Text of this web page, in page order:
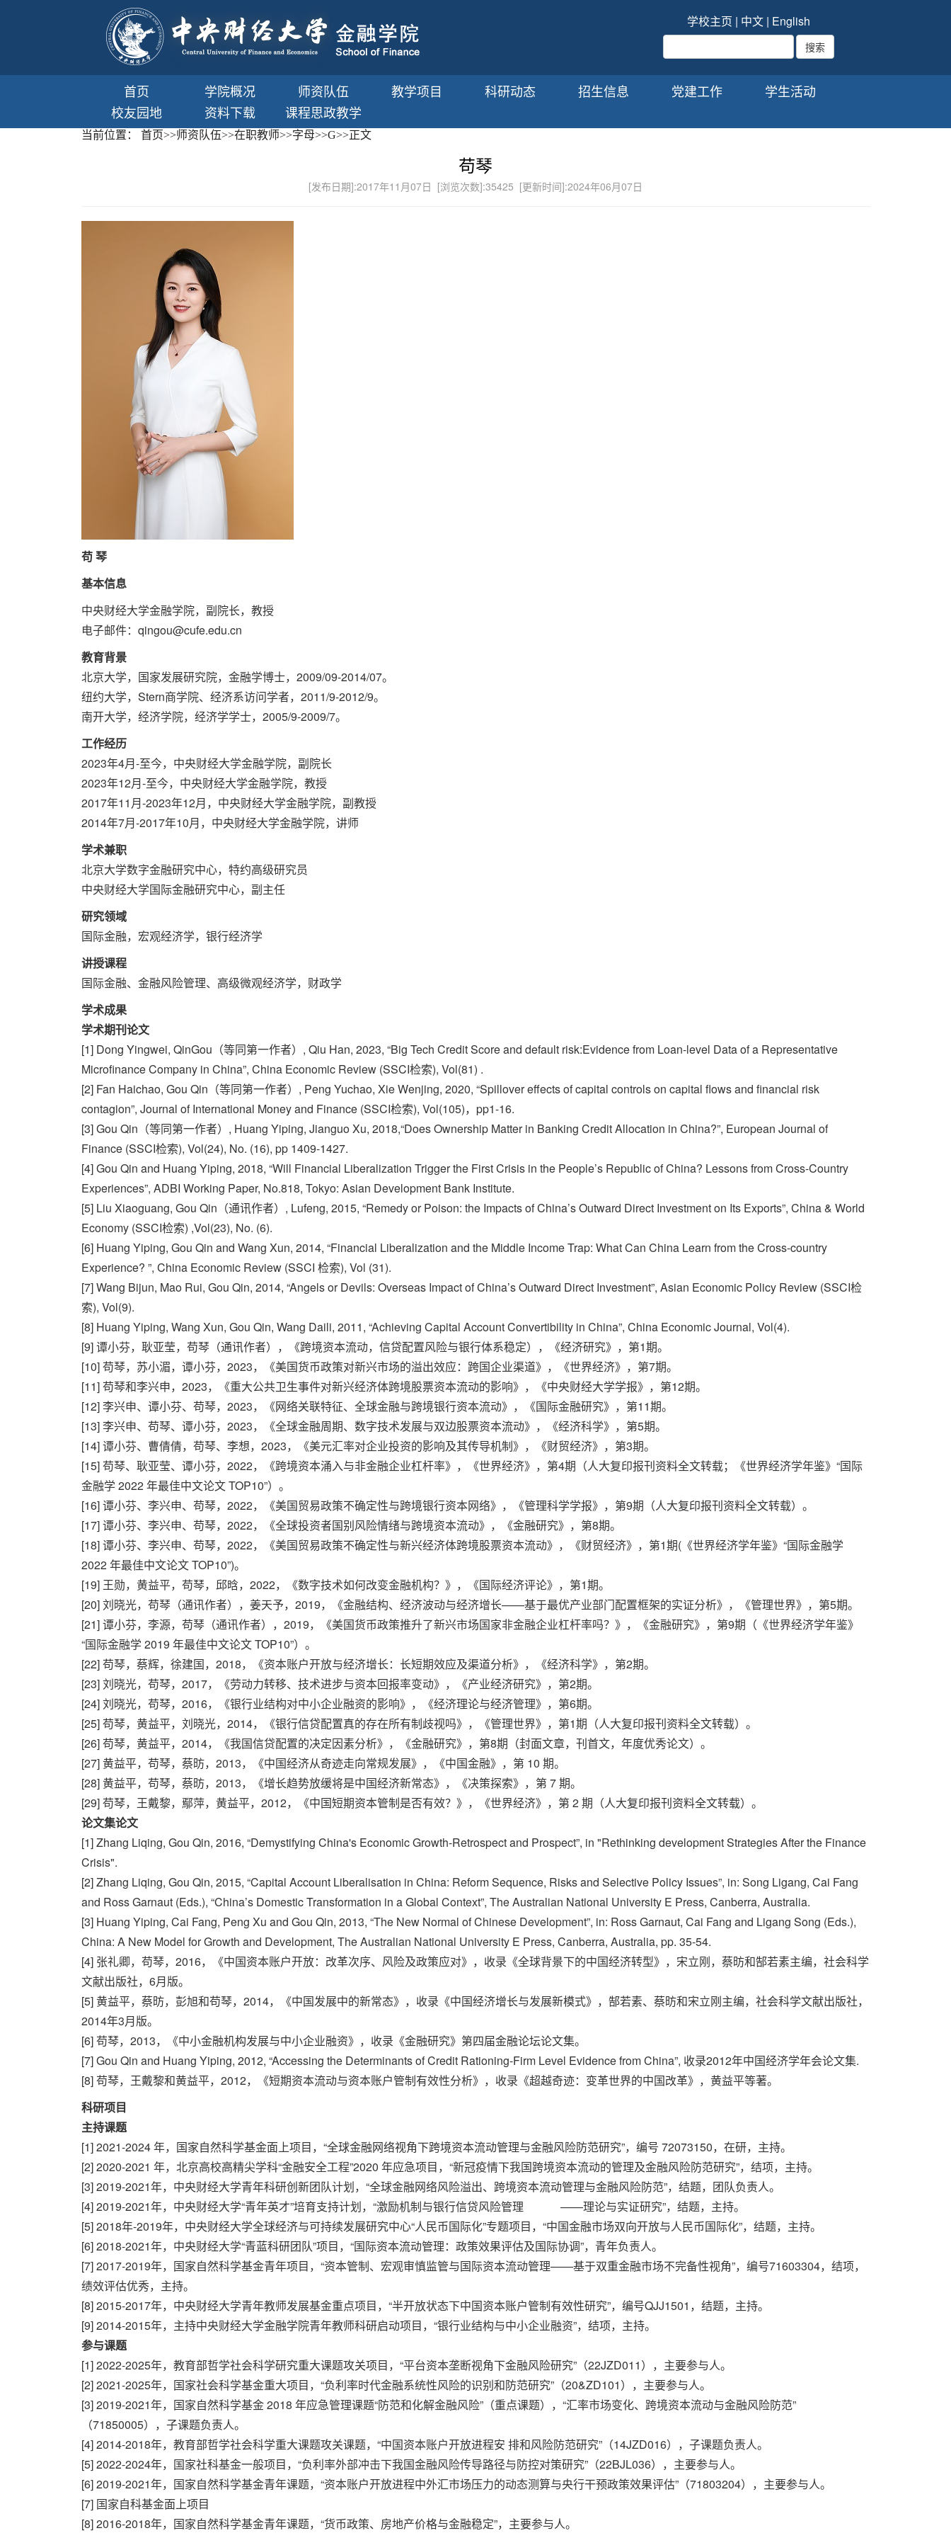
学校主页 | 中文 | English
首页 学院概况 师资队伍 教学项目 科研动态 招生信息 党建工作
学生活动
校友园地
资料下载 课程思政教学
当前位置： 首页>>师资队伍>>在职教师>>字母>>G>>正文
苟琴
[发布日期]:2017年11月07日 [浏览次数]:35425 [更新时间]:2024年06月07日
苟 琴
基本信息
中央财经大学金融学院，副院长，教授
电子邮件： qingou@cufe.edu.cn
教育背景
北京大学，国家发展研究院，金融学博士，2009/09-2014/07。
纽约大学，Stern商学院、经济系访问学者，2011/9-2012/9。
南开大学，经济学院，经济学学士，2005/9-2009/7。
工作经历
2023年4月-至今，中央财经大学金融学院，副院长
2023年12月-至今，中央财经大学金融学院，教授
2017年11月-2023年12月，中央财经大学金融学院，副教授
2014年7月-2017年10月，中央财经大学金融学院，讲师
学术兼职
北京大学数字金融研究中心，特约高级研究员
中央财经大学国际金融研究中心，副主任
研究领域
国际金融，宏观经济学，银行经济学
讲授课程
国际金融、金融风险管理、高级微观经济学，财政学
学术成果
学术期刊论文
[1] Dong Yingwei, QinGou（等同第一作者）, Qiu Han, 2023, “Big Tech Credit Score and default risk:Evidence from Loan-level Data of a Representative
Microfinance Company in China”, China Economic Review (SSCI检索), Vol(81) .
[2] Fan Haichao, Gou Qin（等同第一作者）, Peng Yuchao, Xie Wenjing, 2020, “Spillover effects of capital controls on capital flows and financial risk
contagion”, Journal of International Money and Finance (SSCI检索), Vol(105)，pp1-16.
[3] Gou Qin（等同第一作者）, Huang Yiping, Jianguo Xu, 2018,“Does Ownership Matter in Banking Credit Allocation in China?”, European Journal of
Finance (SSCI检索), Vol(24), No. (16), pp 1409-1427.
[4] Gou Qin and Huang Yiping, 2018, “Will Financial Liberalization Trigger the First Crisis in the People’s Republic of China? Lessons from Cross-Country
Experiences”, ADBI Working Paper, No.818, Tokyo: Asian Development Bank Institute.
[5] Liu Xiaoguang, Gou Qin（通讯作者）, Lufeng, 2015, “Remedy or Poison: the Impacts of China’s Outward Direct Investment on Its Exports”, China & World
Economy (SSCI检索) ,Vol(23), No. (6).
[6] Huang Yiping, Gou Qin and Wang Xun, 2014, “Financial Liberalization and the Middle Income Trap: What Can China Learn from the Cross-country
Experience? ”, China Economic Review (SSCI 检索), Vol (31).
[7] Wang Bijun, Mao Rui, Gou Qin, 2014, “Angels or Devils: Overseas Impact of China’s Outward Direct Investment”, Asian Economic Policy Review (SSCI检
索), Vol(9).
[8] Huang Yiping, Wang Xun, Gou Qin, Wang Daili, 2011, “Achieving Capital Account Convertibility in China”, China Economic Journal, Vol(4).
[9] 谭小芬，耿亚莹，苟琴（通讯作者），《跨境资本流动，信贷配置风险与银行体系稳定），《经济研究》，第1期。
[10] 苟琴，苏小湄，谭小芬，2023，《美国货币政策对新兴市场的溢出效应：跨国企业渠道》，《世界经济》，第7期。
[11] 苟琴和李兴申，2023，《重大公共卫生事件对新兴经济体跨境股票资本流动的影响》，《中央财经大学学报》，第12期。
[12] 李兴申、谭小芬、苟琴，2023，《网络关联特征、全球金融与跨境银行资本流动》，《国际金融研究》，第11期。
[13] 李兴申、苟琴、谭小芬，2023，《全球金融周期、数字技术发展与双边股票资本流动》，《经济科学》，第5期。
[14] 谭小芬、曹倩倩，苟琴、李想，2023，《美元汇率对企业投资的影响及其传导机制》，《财贸经济》，第3期。
[15] 苟琴、耿亚莹、谭小芬，2022，《跨境资本涌入与非金融企业杠杆率》，《世界经济》，第4期（人大复印报刊资料全文转载；《世界经济学年鉴》“国际
金融学 2022 年最佳中文论文 TOP10”）。
[16] 谭小芬、李兴申、苟琴，2022，《美国贸易政策不确定性与跨境银行资本网络》，《管理科学学报》，第9期（人大复印报刊资料全文转载）。
[17] 谭小芬、李兴申、苟琴，2022，《全球投资者国别风险情绪与跨境资本流动》，《金融研究》，第8期。
[18] 谭小芬、李兴申、苟琴，2022，《美国贸易政策不确定性与新兴经济体跨境股票资本流动》，《财贸经济》，第1期(《世界经济学年鉴》“国际金融学
2022 年最佳中文论文 TOP10”)。
[19] 王勋，黄益平，苟琴，邱晗，2022，《数字技术如何改变金融机构？》，《国际经济评论》，第1期。
[20] 刘晓光，苟琴（通讯作者），姜天予，2019，《金融结构、经济波动与经济增长——基于最优产业部门配置框架的实证分析》，《管理世界》，第5期。
[21] 谭小芬，李源，苟琴（通讯作者），2019，《美国货币政策推升了新兴市场国家非金融企业杠杆率吗？》，《金融研究》，第9期（《世界经济学年鉴》
“国际金融学 2019 年最佳中文论文 TOP10”）。
[22] 苟琴，蔡辉，徐建国，2018，《资本账户开放与经济增长：长短期效应及渠道分析》，《经济科学》，第2期。
[23] 刘晓光，苟琴，2017，《劳动力转移、技术进步与资本回报率变动》，《产业经济研究》，第2期。
[24] 刘晓光，苟琴，2016，《银行业结构对中小企业融资的影响》，《经济理论与经济管理》，第6期。
[25] 苟琴，黄益平，刘晓光，2014，《银行信贷配置真的存在所有制歧视吗》，《管理世界》，第1期（人大复印报刊资料全文转载）。
[26] 苟琴，黄益平，2014，《我国信贷配置的决定因素分析》，《金融研究》，第8期（封面文章，刊首文，年度优秀论文）。
[27] 黄益平，苟琴，蔡昉，2013，《中国经济从奇迹走向常规发展》，《中国金融》，第 10 期。
[28] 黄益平，苟琴，蔡昉，2013，《增长趋势放缓将是中国经济新常态》，《决策探索》，第 7 期。
[29] 苟琴，王戴黎，鄢萍，黄益平，2012，《中国短期资本管制是否有效？》，《世界经济》，第 2 期（人大复印报刊资料全文转载）。
论文集论文
[1] Zhang Liqing, Gou Qin, 2016, “Demystifying China's Economic Growth-Retrospect and Prospect”, in "Rethinking development Strategies After the Finance
Crisis".
[2] Zhang Liqing, Gou Qin, 2015, “Capital Account Liberalisation in China: Reform Sequence, Risks and Selective Policy Issues”, in: Song Ligang, Cai Fang
and Ross Garnaut (Eds.), “China’s Domestic Transformation in a Global Context”, The Australian National University E Press, Canberra, Australia.
[3] Huang Yiping, Cai Fang, Peng Xu and Gou Qin, 2013, “The New Normal of Chinese Development”, in: Ross Garnaut, Cai Fang and Ligang Song (Eds.),
China: A New Model for Growth and Development, The Australian National University E Press, Canberra, Australia, pp. 35-54.
[4] 张礼卿，苟琴，2016，《中国资本账户开放：改革次序、风险及政策应对》，收录《全球背景下的中国经济转型》，宋立刚，蔡昉和郜若素主编，社会科学
文献出版社，6月版。
[5] 黄益平，蔡昉，彭旭和苟琴，2014，《中国发展中的新常态》，收录《中国经济增长与发展新模式》，郜若素、蔡昉和宋立刚主编，社会科学文献出版社，
2014年3月版。
[6] 苟琴，2013，《中小金融机构发展与中小企业融资》，收录《金融研究》第四届金融论坛论文集。
[7] Gou Qin and Huang Yiping, 2012, “Accessing the Determinants of Credit Rationing-Firm Level Evidence from China”, 收录2012年中国经济学年会论文集.
[8] 苟琴，王戴黎和黄益平，2012，《短期资本流动与资本账户管制有效性分析》，收录《超越奇迹：变革世界的中国改革》，黄益平等著。
科研项目
主持课题
[1] 2021-2024 年，国家自然科学基金面上项目，“全球金融网络视角下跨境资本流动管理与金融风险防范研究”，编号 72073150，在研，主持。
[2] 2020-2021 年，北京高校高精尖学科“金融安全工程”2020 年应急项目，“新冠疫情下我国跨境资本流动的管理及金融风险防范研究”，结项，主持。
[3] 2019-2021年，中央财经大学青年科研创新团队计划，“全球金融网络风险溢出、跨境资本流动管理与金融风险防范”，结题，团队负责人。
[4] 2019-2021年，中央财经大学“青年英才”培育支持计划，“激励机制与银行信贷风险管理 ——理论与实证研究”，结题，主持。
[5] 2018年-2019年，中央财经大学全球经济与可持续发展研究中心“人民币国际化”专题项目，“中国金融市场双向开放与人民币国际化”，结题，主持。
[6] 2018-2021年，中央财经大学“青蓝科研团队”项目，“国际资本流动管理：政策效果评估及国际协调”，青年负责人。
[7] 2017-2019年，国家自然科学基金青年项目，“资本管制、宏观审慎监管与国际资本流动管理——基于双重金融市场不完备性视角”，编号71603304，结项，
绩效评估优秀，主持。
[8] 2015-2017年，中央财经大学青年教师发展基金重点项目，“半开放状态下中国资本账户管制有效性研究”，编号QJJ1501，结题，主持。
[9] 2014-2015年，主持中央财经大学金融学院青年教师科研启动项目，“银行业结构与中小企业融资”，结项，主持。
参与课题
[1] 2022-2025年，教育部哲学社会科学研究重大课题攻关项目，“平台资本垄断视角下金融风险研究”（22JZD011），主要参与人。
[2] 2021-2025年，国家社会科学基金重大项目，“负利率时代金融系统性风险的识别和防范研究”（20&ZD101），主要参与人。
[3] 2019-2021年，国家自然科学基金 2018 年应急管理课题“防范和化解金融风险”（重点课题），“汇率市场变化、跨境资本流动与金融风险防范”
（71850005），子课题负责人。
[4] 2014-2018年，教育部哲学社会科学重大课题攻关课题，“中国资本账户开放进程安 排和风险防范研究”（14JZD016），子课题负责人。
[5] 2022-2024年，国家社科基金一般项目，“负利率外部冲击下我国金融风险传导路径与防控对策研究”（22BJL036），主要参与人。
[6] 2019-2021年，国家自然科学基金青年课题，“资本账户开放进程中外汇市场压力的动态测算与央行干预政策效果评估”（71803204），主要参与人。
[7] 国家自科基金面上项目
[8] 2016-2018年，国家自然科学基金青年课题，“货币政策、房地产价格与金融稳定”，主要参与人。